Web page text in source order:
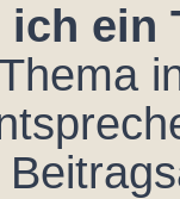
ein